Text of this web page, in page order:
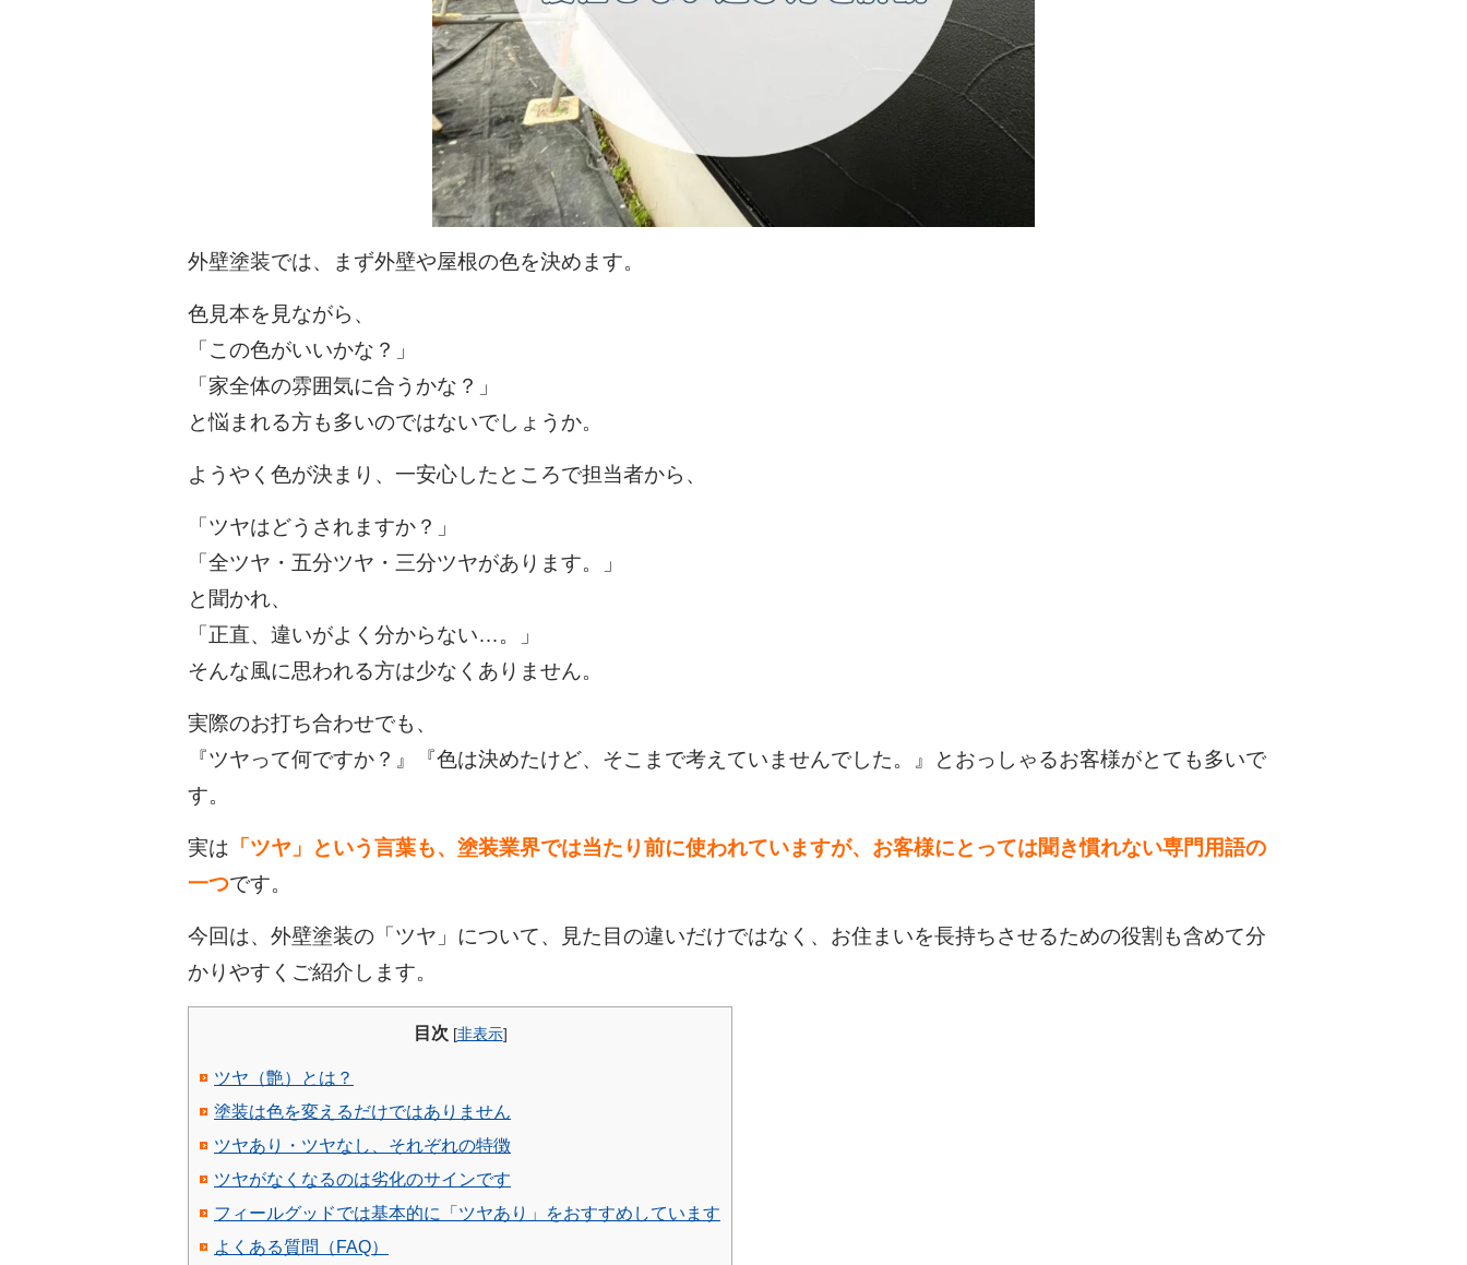
外壁塗装では、まず外壁や屋根の色を決めます。
色見本を見ながら、
「この色がいいかな？」
「家全体の雰囲気に合うかな？」
と悩まれる方も多いのではないでしょうか。
ようやく色が決まり、一安心したところで担当者から、
「ツヤはどうされますか？」
「全ツヤ・五分ツヤ・三分ツヤがあります。」
と聞かれ、
「正直、違いがよく分からない…。」
そんな風に思われる方は少なくありません。
実際のお打ち合わせでも、
『ツヤって何ですか？』『色は決めたけど、そこまで考えていませんでした。』とおっしゃるお客様がとても多いで
す。
実は 「ツヤ」という言葉も、塗装業界では当たり前に使われていますが、お客様にとっては聞き慣れない専門用語の
一つです。
今回は、外壁塗装の「ツヤ」について、見た目の違いだけではなく、お住まいを長持ちさせるための役割も含めて分
かりやすくご紹介します。
目次 [非表示]
ツヤ（艶）とは？
塗装は色を変えるだけではありません
ツヤあり・ツヤなし、それぞれの特徴
ツヤがなくなるのは劣化のサインです
フィールグッドでは基本的に「ツヤあり」をおすすめしています
よくある質問（FAQ）